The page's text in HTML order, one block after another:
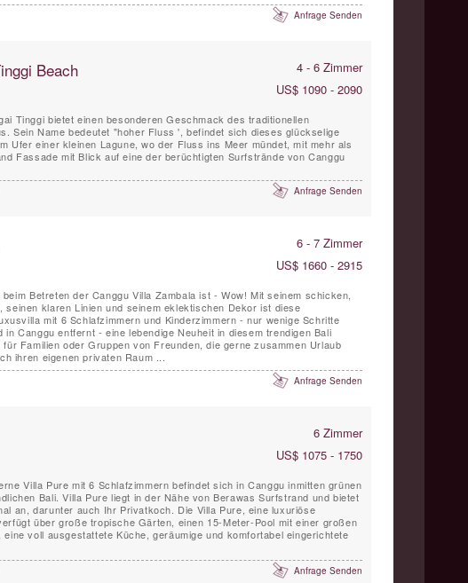
Anfrage Senden
Beach 4 - 6 Zimmer
US$ 1090 - 2090
Tinggi bietet einen besonderen Geschmack des traditionellen
Sein Name bedeutet "hoher Fluss ', befindet sich dieses glückselige
Ufer einer kleinen Lagune, wo der Fluss ins Meer mündet, mit mehr als
Fassade mit Blick auf eine der berüchtigten Surfstrände von Canggu
Anfrage Senden
6 - 7 Zimmer
US$ 1660 - 2915
Betreten der Canggu Villa Zambala ist - Wow! Mit seinem schicken,
seinen klaren Linien und seinem eklektischen Dekor ist diese
mit 6 Schlafzimmern und Kinderzimmern - nur wenige Schritte
in Canggu entfernt - eine lebendige Neuheit in diesem trendigen Bali
ihren eigenen privaten Raum ...
Anfrage Senden
6 Zimmer
US$ 1075 - 1750
Villa Pure mit 6 Schlafzimmern befindet sich in Canggu inmitten grünen
Bali. Villa Pure liegt in der Nähe von Berawas Surfstrand und bietet
an, darunter auch Ihr Privatkoch. Die Villa Pure, eine luxuriöse
über große tropische Gärten, einen 15-Meter-Pool mit einer großen
eine voll ausgestattete Küche, geräumige und komfortabel eingerichtete
Anfrage Senden